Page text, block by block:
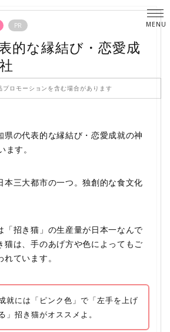
PR
的な縁結び・恋愛成
プロモーションを含む場合があります
県の代表的な縁結び・恋愛成就の神
す。
本三大都市の一つ。独創的な食文化
「招き猫」の生産量が日本一なんで
猫は、手のあげ方や色によってもご
ています。
就には「ピンク色」で「左手を上げ
」招き猫がオススメよ。